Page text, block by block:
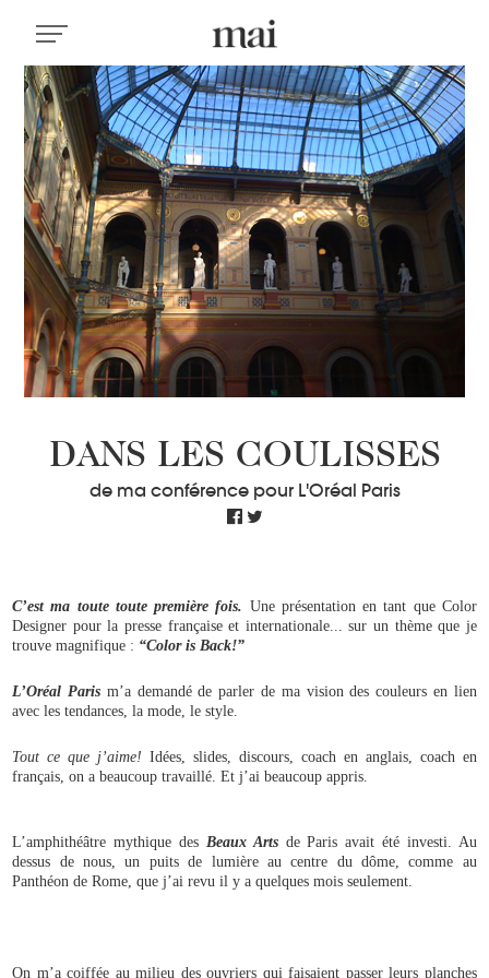
DANS LES COULISSES
de ma conférence pour L'Oréal Paris
C’est ma toute toute première fois. Une présentation en tant que Color
Designer pour la presse française et internationale.
.. sur un thème que je
trouve magnifique : “Color is Back!”
L’Oréal Paris m’a demandé de parler de ma vision des couleurs en lien
avec les tendances, la mode, le style.
Tout ce que j’aime! Idées, slides, discours, coach en anglais, coach en
français, on a beaucoup travaillé. Et j’ai beaucoup appris.
L’amphithéâtre mythique des Beaux Artsde Paris avait été investi. Au
dessus de nous, un puits de lumière au centre du dôme, comme au
Panthéon de Rome, que j’ai revu il y a quelques mois seulement.
On m’a coiffée au milieu des ouvriers qui faisaient passer leurs planches